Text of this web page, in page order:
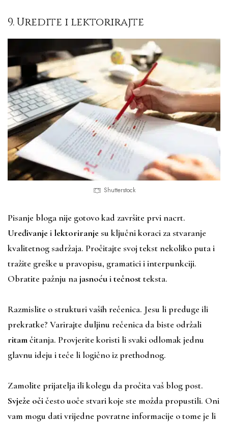
9. Uredite i lektorirajte
Shutterstock
Pisanje bloga nije gotovo kad završite prvi nacrt.
Uređivanjei lektoriranje su ključni koraci za stvaranje
kvalitetnog sadržaja. Pročitajte svoj tekst nekoliko puta i
tražite greške u pravopisu, gramatici i interpunkciji.
Obratite pažnju najasnoćuitečnostteksta.
Razmislite o strukturi vaših rečenica. Jesu li preduge ili
prekratke? Varirajte duljinu rečenica da biste održali
ritamčitanja. Provjerite koristi li svaki odlomak jednu
glavnu ideju i teče li logično iz prethodnog.
Zamolite prijatelja ili kolegu da pročita vaš blog post.
Svježe očičesto uoče stvari koje ste možda propustili. Oni
vam mogu dati vrijedne povratne informacije o tome je li